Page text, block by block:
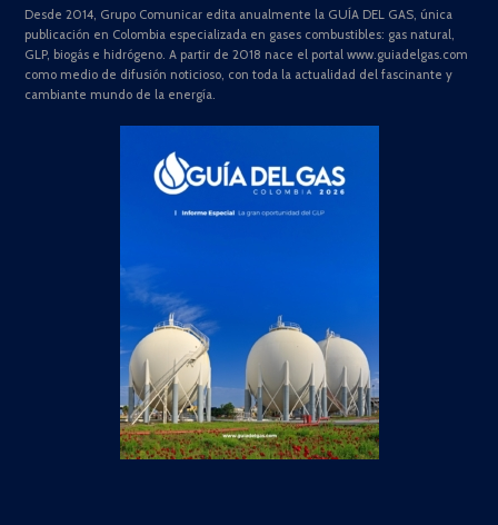
Desde 2014, Grupo Comunicar edita anualmente la GUÍA DEL GAS, única
publicación en Colombia especializada en gases combustibles: gas natural,
GLP, biogás e hidrógeno. A partir de 2018 nace el portal www.guiadelgas.com
como medio de difusión noticioso, con toda la actualidad del fascinante y
cambiante mundo de la energía.